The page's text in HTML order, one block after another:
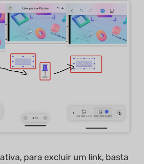
para excluir um link, basta